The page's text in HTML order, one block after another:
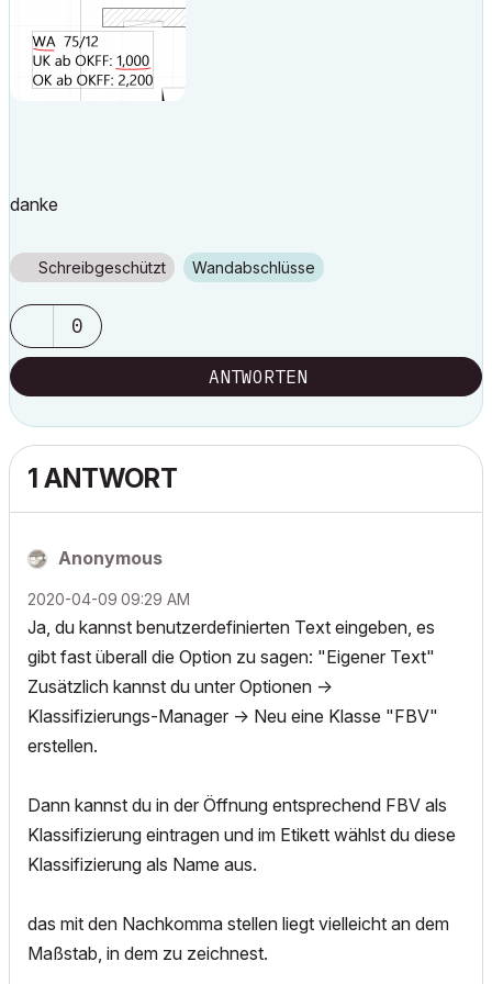
danke
Schreibgeschützt Wandabschlüsse
0
ANTWORTEN
1 ANTWORT
Anonymous
‎2020-04-09 09:29 AM
Ja, du kannst benutzerdefinierten Text eingeben, es
gibt fast überall die Option zu sagen: "Eigener Text"
Zusätzlich kannst du unter Optionen ->
Klassifizierungs-Manager -> Neu eine Klasse "FBV"
erstellen.
Dann kannst du in der Öffnung entsprechend FBV als
Klassifizierung eintragen und im Etikett wählst du diese
Klassifizierung als Name aus.
das mit den Nachkomma stellen liegt vielleicht an dem
Maßstab, in dem zu zeichnest.